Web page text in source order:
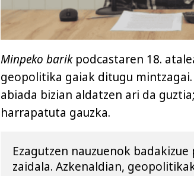
Minpeko barikpodcastaren 18.
geopolitika gaiak ditugu
abiada bizian aldatzen ari da
harrapatuta gauzka.
Ezagutzen nauzuenok
zaidala. Azkenaldian,